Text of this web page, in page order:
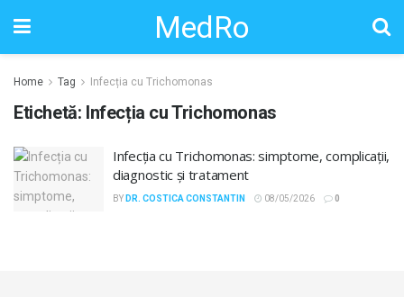
MedRo
Home Tag Infecția cu Trichomonas
Etichetă: Infecția cu Trichomonas
Infecția cu Trichomonas: simptome, complicații,
diagnostic și tratament
BY DR. COSTICA CONSTANTIN 08/05/2026 0